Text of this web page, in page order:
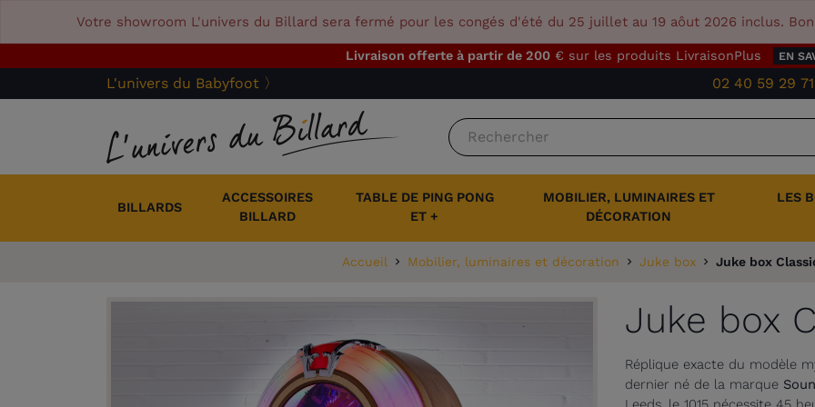
Votre showroom L'univers du Billard sera fermé pour les congés d'été du 25 juillet au 19 aôut 2026 inclus.
Livraison offerte à partir de 200 € sur les produits LivraisonPlus EN
L'univers du Babyfoot 〉 02 40 59 29 71
BILLARDS
ACCESSOIRES
BILLARD
TABLE DE PING PONG
ET +
MOBILIER, LUMINAIRES ET
DÉCORATION
LES
Accueil Mobilier, luminaires et décoration Juke box Juke box
Juke box
Réplique exacte du modèle
dernier né de la marque